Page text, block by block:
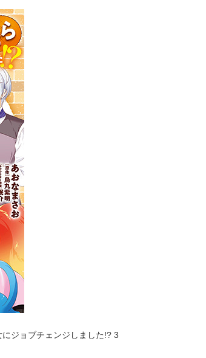
ジョブチェンジしました!? 3